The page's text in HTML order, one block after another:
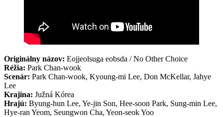
Originálny názov: Eojjeolsuga eobsda / No Other Choice
Réžia: Park Chan-wook
Scenár: Park Chan-wook, Kyoung-mi Lee, Don McKellar, Jahye
Lee
Krajina: Južná Kórea
Hrajú: Byung-hun Lee, Ye-jin Son, Hee-soon Park, Sung-min Lee,
Hye-ran Yeom, Seungwon Cha, Yeon-seok Yoo